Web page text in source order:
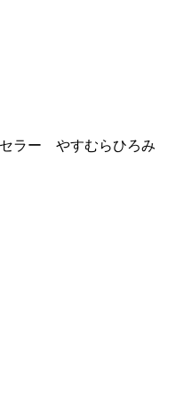
ラー やすむらひろみ